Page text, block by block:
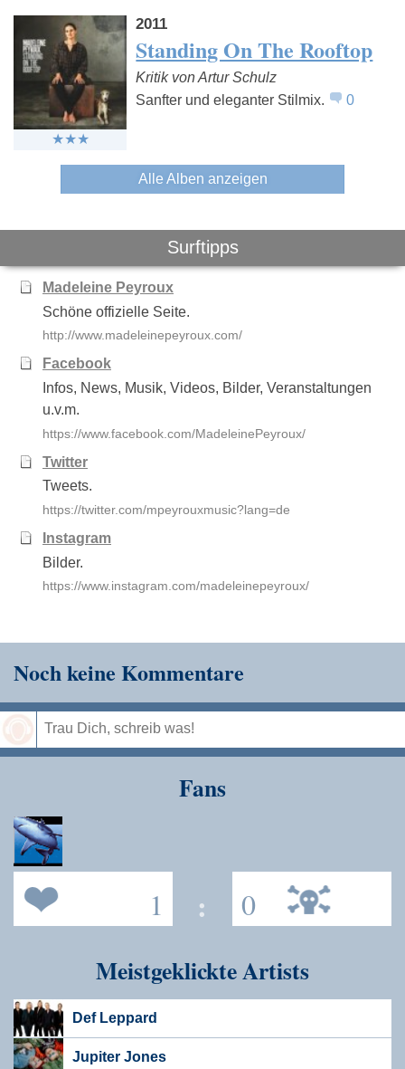
Vienna Teng Ryan Adams Paul
2011
Standing On The Rooftop
Kritik von Artur Schulz
Sanfter und eleganter Stilmix.
0
Alle Alben anzeigen
Surftipps
Madeleine Peyroux
Schöne offizielle Seite.
http://www.madeleinepeyroux.com/
Facebook
Infos, News, Musik, Videos, Bilder, Veranstaltungen
u.v.m.
https://www.facebook.com/MadeleinePeyroux/
Twitter
Tweets.
https://twitter.com/mpeyrouxmusic?lang=de
Instagram
Bilder.
https://www.instagram.com/madeleinepeyroux/
Noch keine Kommentare
Fans
1 : 0
Meistgeklickte Artists
Def Leppard
Jupiter Jones